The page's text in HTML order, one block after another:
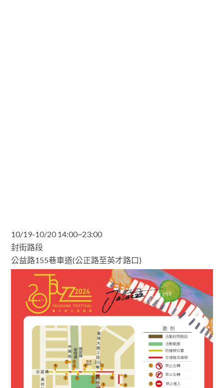
10/19-10/20 14:00~23:00
封街路段
公益路155巷車道(公正路至英才路口)